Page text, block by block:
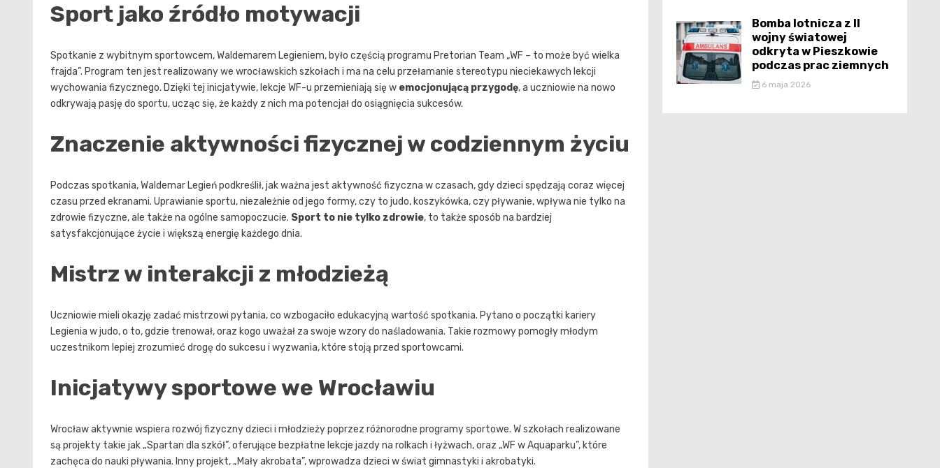
Sport jako źródło motywacji
Spotkanie z wybitnym sportowcem, Waldemarem Legieniem, było częścią programu Pretorian Team „WF – to może być wielka
frajda”. Program ten jest realizowany we wrocławskich szkołach i ma na celu przełamanie stereotypu nieciekawych lekcji
wychowania fizycznego. Dzięki tej inicjatywie, lekcje WF-u przemieniają się w emocjonującą przygodę, a uczniowie na nowo
odkrywają pasję do sportu, ucząc się, że każdy z nich ma potencjał do osiągnięcia sukcesów.
Znaczenie aktywności fizycznej w codziennym życiu
Podczas spotkania, Waldemar Legień podkreślił, jak ważna jest aktywność fizyczna w czasach, gdy dzieci spędzają coraz więcej
czasu przed ekranami. Uprawianie sportu, niezależnie od jego formy, czy to judo, koszykówka, czy pływanie, wpływa nie tylko na
zdrowie fizyczne, ale także na ogólne samopoczucie. Sport to nie tylko zdrowie, to także sposób na bardziej
satysfakcjonujące życie i większą energię każdego dnia.
Mistrz w interakcji z młodzieżą
Uczniowie mieli okazję zadać mistrzowi pytania, co wzbogaciło edukacyjną wartość spotkania. Pytano o początki kariery
Legienia w judo, o to, gdzie trenował, oraz kogo uważał za swoje wzory do naśladowania. Takie rozmowy pomogły młodym
uczestnikom lepiej zrozumieć drogę do sukcesu i wyzwania, które stoją przed sportowcami.
Inicjatywy sportowe we Wrocławiu
Wrocław aktywnie wspiera rozwój fizyczny dzieci i młodzieży poprzez różnorodne programy sportowe. W szkołach realizowane
są projekty takie jak „Spartan dla szkół”, oferujące bezpłatne lekcje jazdy na rolkach i łyżwach, oraz „WF w Aquaparku”, które
zachęca do nauki pływania. Inny projekt, „Mały akrobata”, wprowadza dzieci w świat gimnastyki i akrobatyki.
Bomba lotnicza z II
wojny światowej
odkryta w Pieszkowie
podczas prac ziemnych
6 maja 2026